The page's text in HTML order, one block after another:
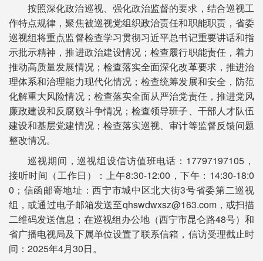
按照深化政治巡视、强化政治监督的要求，结合巡视工
作特点规律，聚焦被巡视党组织政治责任和职能职责，省委
巡视组将重点监督检查学习贯彻习近平总书记重要讲话和指
示批示精神，推进政治建设情况；检查履行职能责任，着力
推动高质量发展情况；检查落实全面深化改革要求，推进治
理体系和治理能力现代化情况；检查统筹发展和安全，防范
化解重大风险情况；检查落实全面从严治党责任，推进党风
廉政建设和反腐败斗争情况；检查领导班子、干部人才队伍
建设和基层党建情况；检查落实巡视、审计等监督反馈问题
整改情况。
巡视期间，巡视组设信访值班电话：17797197105，
接听时间（工作日）：上午8:30-12:00，下午：14:30-18:0
0；信函邮寄地址：西宁市城中区北大街3号省委第二巡视
组，或通过电子邮箱发送至qhswdwxsz@163.com，或扫描
二维码发送信息；在巡视组办公地（西宁市昆仑路48号）和
省广播电视局及下属单位设置了联系信箱，信访受理截止时
间：2025年4月30日。